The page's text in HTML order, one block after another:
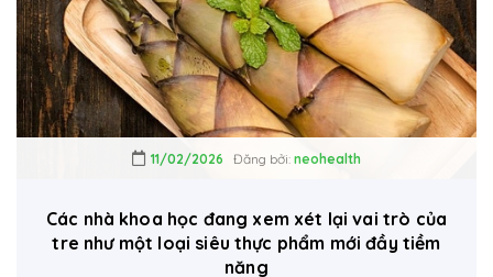
11/02/2026 Đăng bởi: neohealth
Các nhà khoa học đang xem xét lại vai trò của
tre như một loại siêu thực phẩm mới đầy tiềm
năng